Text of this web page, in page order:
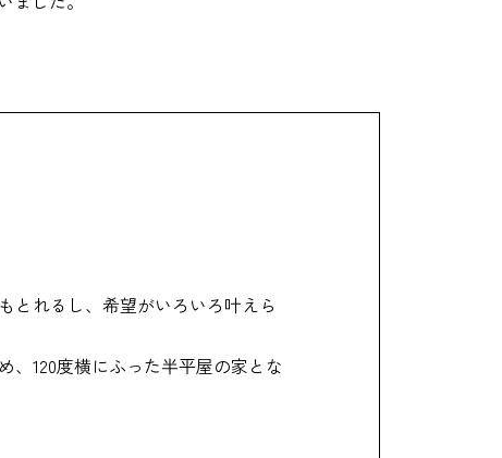
とれるし、希望がいろいろ叶えら
120度横にふった半平屋の家とな